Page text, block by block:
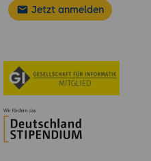
Jetzt anmelden